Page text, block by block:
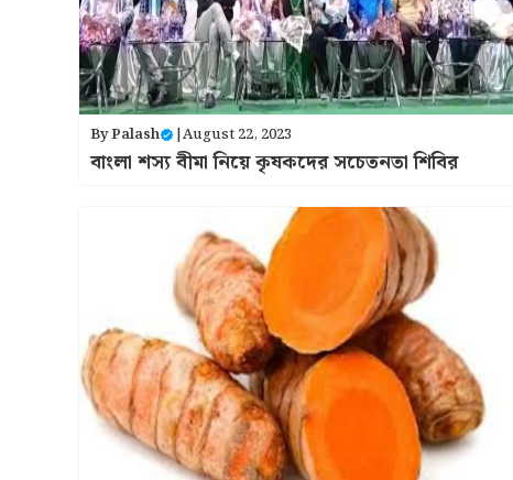
ByPalash |August 22, 2023
বাংলা শস্য বীমা নিয়ে কৃষকদের সচেতনতা শিবির